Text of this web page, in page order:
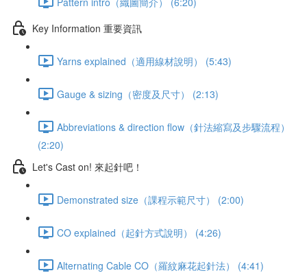
Key Information 重要資訊
Yarns explained（適用線材說明） (5:43)
Gauge & sizing（密度及尺寸） (2:13)
Abbreviations & direction flow（針法縮寫及步驟流程）
(2:20)
Let's Cast on! 來起針吧！
Demonstrated size（課程示範尺寸） (2:00)
CO explained（起針方式說明） (4:26)
Alternating Cable CO（羅紋麻花起針法） (4:41)